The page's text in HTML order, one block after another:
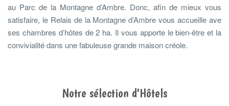
au Parc de la Montagne d’Ambre. Donc, afin de mieux vous
satisfaire, le Relais de la Montagne d’Ambre vous accueille ave
ses chambres d’hôtes de 2 ha. Il vous apporte le bien-être et la
convivialité dans une fabuleuse grande maison créole.
Notre sélection d'Hôtels